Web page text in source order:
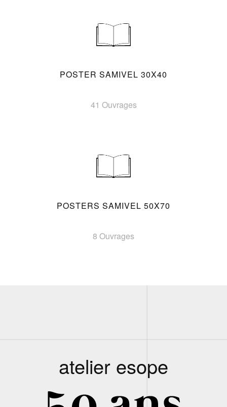
POSTER SAMIVEL 30X40
41 Ouvrages
POSTERS SAMIVEL 50X70
8 Ouvrages
atelier esope